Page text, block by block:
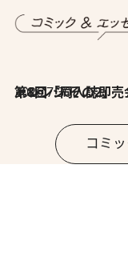
2026.7.30
第8回「同人誌即売会にチャレンジ その2」
コミ